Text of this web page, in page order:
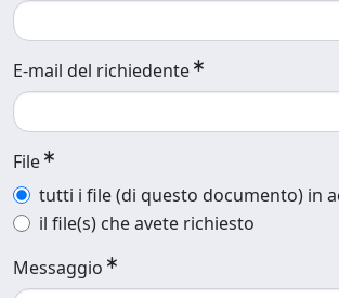
E-mail del richiedente
File
tutti i file (di questo documento) in
il file(s) che avete richiesto
Messaggio